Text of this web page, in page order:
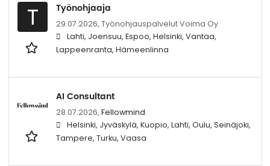
T Työnohjaaja
29.07.2026, Työnohjauspalvelut Voima Oy
Lahti, Joensuu, Espoo, Helsinki, Vantaa,
Lappeenranta, Hämeenlinna
AI Consultant
28.07.2026, Fellowmind
Helsinki, Jyväskylä, Kuopio, Lahti, Oulu, Seinäjoki,
Tampere, Turku, Vaasa